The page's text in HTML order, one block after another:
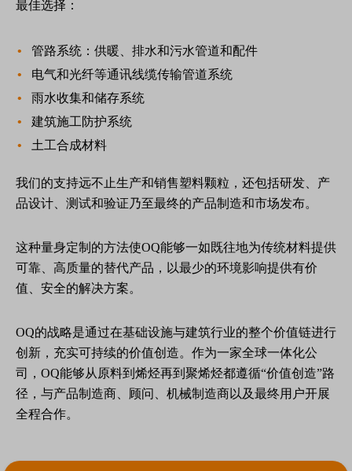
最佳选择：
管路系统：供暖、排水和污水管道和配件
电气和光纤等通讯线缆传输管道系统
雨水收集和储存系统
建筑施工防护系统
土工合成材料
我们的支持远不止生产和销售塑料颗粒，还包括研发、产
品设计、测试和验证乃至最终的产品制造和市场发布。
这种量身定制的方法使OQ能够一如既往地为传统材料提供
可靠、高质量的替代产品，以最少的环境影响提供有价
值、安全的解决方案。
OQ的战略是通过在基础设施与建筑行业的整个价值链进行
创新，充实可持续的价值创造。作为一家全球一体化公
司，OQ能够从原料到烯烃再到聚烯烃都遵循“价值创造”路
径，与产品制造商、顾问、机械制造商以及最终用户开展
全程合作。